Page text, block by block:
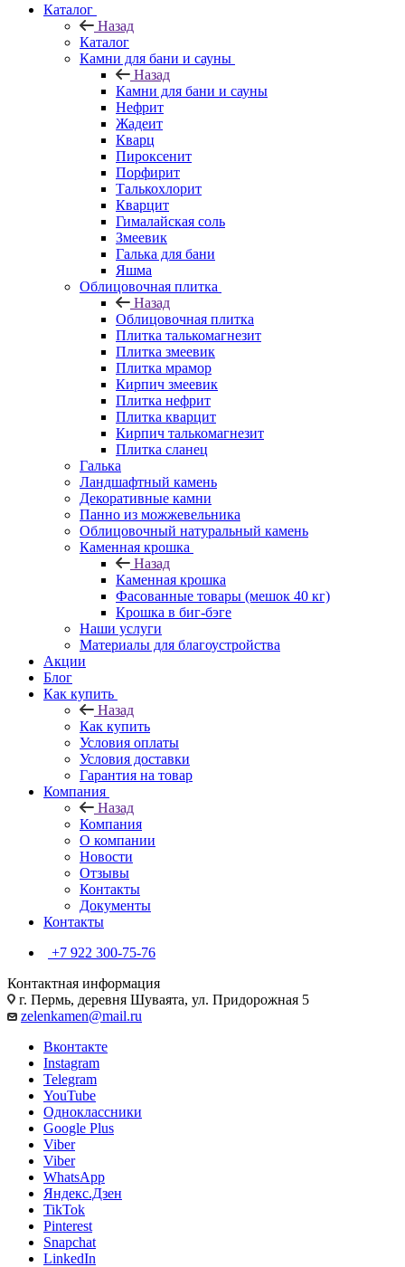
Каталог
Назад
Каталог
Камни для бани и сауны
Назад
Камни для бани и сауны
Нефрит
Жадеит
Кварц
Пироксенит
Порфирит
Талькохлорит
Кварцит
Гималайская соль
Змеевик
Галька для бани
Яшма
Облицовочная плитка
Назад
Облицовочная плитка
Плитка талькомагнезит
Плитка змеевик
Плитка мрамор
Кирпич змеевик
Плитка нефрит
Плитка кварцит
Кирпич талькомагнезит
Плитка сланец
Галька
Ландшафтный камень
Декоративные камни
Панно из можжевельника
Облицовочный натуральный камень
Каменная крошка
Назад
Каменная крошка
Фасованные товары (мешок 40 кг)
Крошка в биг-бэге
Наши услуги
Материалы для благоустройства
Акции
Блог
Как купить
Назад
Как купить
Условия оплаты
Условия доставки
Гарантия на товар
Компания
Назад
Компания
О компании
Новости
Отзывы
Контакты
Документы
Контакты
+7 922 300-75-76
Контактная информация
г. Пермь, деревня Шуваята, ул. Придорожная 5
zelenkamen@mail.ru
Вконтакте
Instagram
Telegram
YouTube
Одноклассники
Google Plus
Viber
Viber
WhatsApp
Яндекс.Дзен
TikTok
Pinterest
Snapchat
LinkedIn